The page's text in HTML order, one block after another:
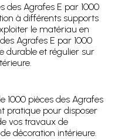
des Agrafes E par 1000
à différents supports
le matériau en
Agrafes E par 1000
durable et régulier sur
1000 pièces des Agrafes
pratique pour disposer
vos travaux de
décoration intérieure.